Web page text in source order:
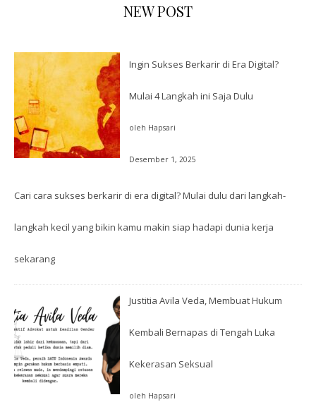
NEW POST
Ingin Sukses Berkarir di Era Digital?
Mulai 4 Langkah ini Saja Dulu
oleh Hapsari
Desember 1, 2025
Cari cara sukses berkarir di era digital? Mulai dulu dari langkah-
langkah kecil yang bikin kamu makin siap hadapi dunia kerja
sekarang
Justitia Avila Veda, Membuat Hukum
Kembali Bernapas di Tengah Luka
Kekerasan Seksual
oleh Hapsari